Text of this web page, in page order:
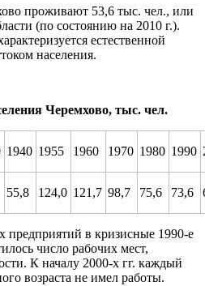
проживают 53,6 тыс. чел., или
(по состоянию на 2010 г.).
естественной
населения.
Черемхово, тыс. чел.
1940 1955 1960 1970 1980 1990
55,8 124,0 121,7 98,7 75,6 73,6
в кризисные 1990-е
число рабочих мест,
К началу 2000-х гг. каждый
возраста не имел работы.